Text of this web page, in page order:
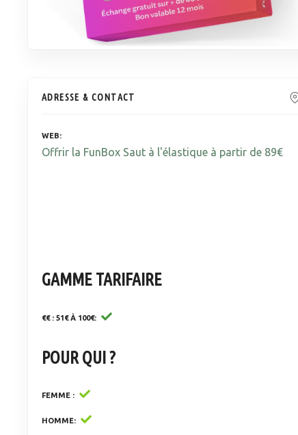
ADRESSE & CONTACT
WEB
Offrir la FunBox Saut à l'élastique à partir de 89€
GAMME TARIFAIRE
€€ : 51€ À 100€
POUR QUI ?
FEMME
HOMME